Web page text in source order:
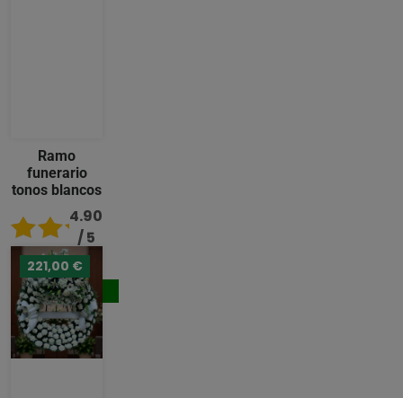
Ramo
funerario
tonos blancos
4.90
/ 5
92,00 €
Comprar
221,00 €